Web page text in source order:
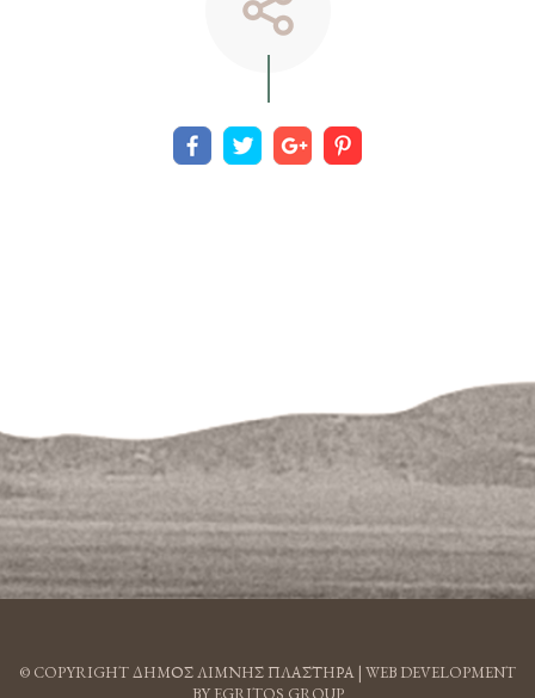
© COPYRIGHT ΔΗΜΟΣ ΛΙΜΝΗΣ ΠΛΑΣΤΗΡΑ | WEB DEVELOPMENT
BY EGRITOS GROUP